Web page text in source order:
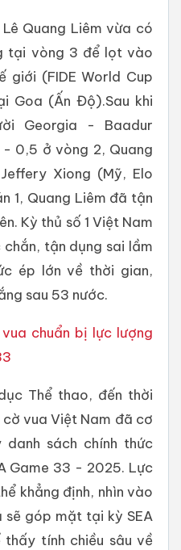
Quang Liêm vừa có
tại vòng 3 để lọt vào
giới (FIDE World Cup
Goa (Ấn Độ).Sau khi
Georgia - Baadur
0,5 ở vòng 2, Quang
Xiong (Mỹ, Elo
1, Quang Liêm đã tận
Kỳ thủ số 1 Việt Nam
tận dụng sai lầm
ép lớn về thời gian,
sau 53 nước.
chuẩn bị lực lượng
Thể thao, đến thời
vua Việt Nam đã cơ
sách chính thức
Game 33 - 2025. Lực
khẳng định, nhìn vào
sẽ góp mặt tại kỳ SEA
tính chiều sâu về